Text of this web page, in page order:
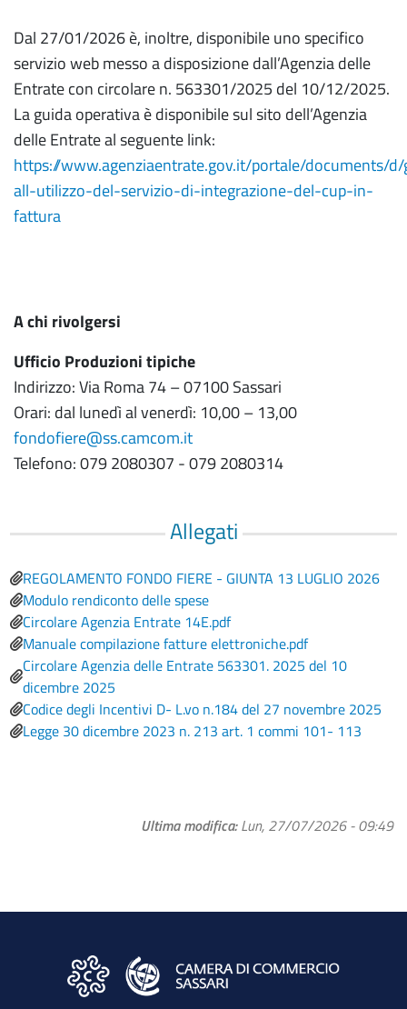
Dal 27/01/2026 è, inoltre, disponibile uno specifico
servizio web messo a disposizione dall’Agenzia delle
Entrate con circolare n. 563301/2025 del 10/12/2025.
La guida operativa è disponibile sul sito dell’Agenzia
delle Entrate al seguente link:
https://www.agenziaentrate.gov.it/portale/documents/
all-utilizzo-del-servizio-di-integrazione-del-cup-in-
fattura
A chi rivolgersi
Ufficio Produzioni tipiche
Indirizzo: Via Roma 74 – 07100 Sassari
Orari: dal lunedì al venerdì: 10,00 – 13,00
fondofiere@ss.camcom.it
Telefono: 079 2080307 - 079 2080314
Allegati
REGOLAMENTO FONDO FIERE - GIUNTA 13 LUGLIO 2026
Modulo rendiconto delle spese
Circolare Agenzia Entrate 14E.pdf
Manuale compilazione fatture elettroniche.pdf
Circolare Agenzia delle Entrate 563301. 2025 del 10
dicembre 2025
Codice degli Incentivi D- L.vo n.184 del 27 novembre 2025
Legge 30 dicembre 2023 n. 213 art. 1 commi 101- 113
Ultima modifica Lun, 27/07/2026 - 09:49